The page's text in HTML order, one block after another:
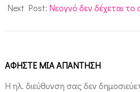
27
Next Post: Νεογνό δεν δέχεται το
ΑΦΉΣΤΕ ΜΙΑ ΑΠΆΝΤΗΣΗ
Η ηλ. διεύθυνση σας δεν